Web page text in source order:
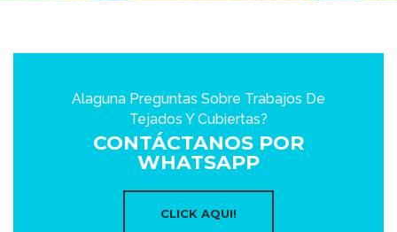
Alaguna Preguntas Sobre Trabajos De
Tejados Y Cubiertas?
CONTÁCTANOS POR
WHATSAPP
CLICK AQUI!